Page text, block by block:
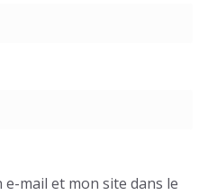
mail et mon site dans le